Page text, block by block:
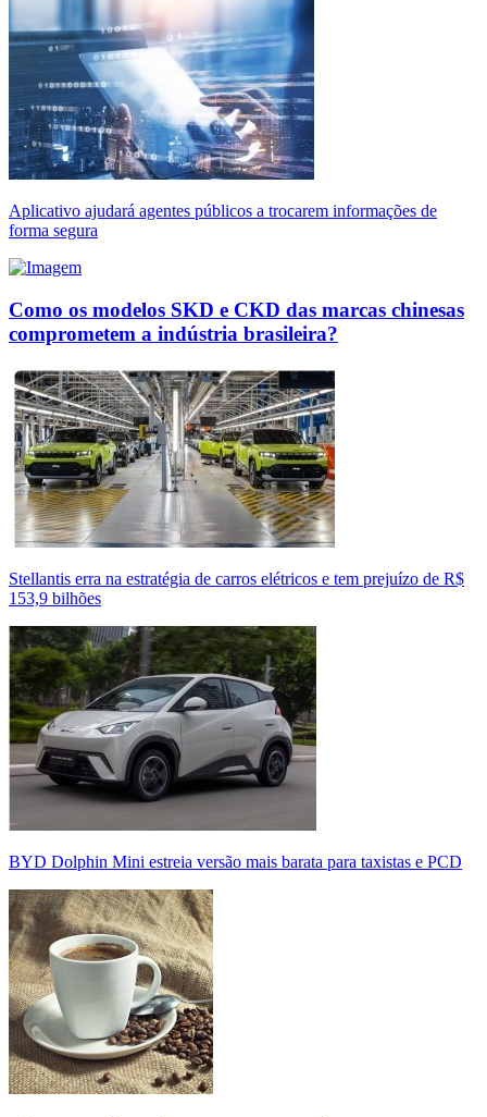
Aplicativo ajudará agentes públicos a trocarem informações de
forma segura
Como os modelos SKD e CKD das marcas chinesas
comprometem a indústria brasileira?
Stellantis erra na estratégia de carros elétricos e tem prejuízo de R$
153,9 bilhões
BYD Dolphin Mini estreia versão mais barata para taxistas e PCD